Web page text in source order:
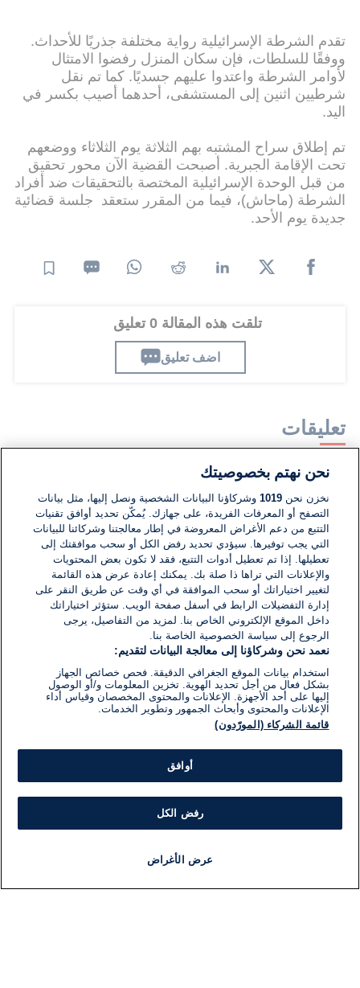
تقدم الشرطة الإسرائيلية رواية مختلفة جذريًا للأحداث.
ووفقًا للسلطات، فإن سكان المنزل رفضوا الامتثال
لأوامر الشرطة واعتدوا عليهم جسديًا. كما تم نقل
شرطيين اثنين إلى المستشفى، أحدهما أصيب بكسر في
اليد.
تم إطلاق سراح المشتبه بهم الثلاثة يوم الثلاثاء ووضعهم
تحت الإقامة الجبرية. أصبحت القضية الآن محور تحقيق
من قبل الوحدة الإسرائيلية المختصة بالتحقيقات ضد أفراد
الشرطة (ماحاش)، فيما من المقرر ستعقد جلسة قضائية
جديدة يوم الأحد.
تلقت هذه المقالة 0 تعليق
اضف تعليق
تعليقات
لا توجد تعليقات مكتوبة حتى الآن. كن الأول!
اكتب تعليقًا جديدًا ...
نحن نهتم بخصوصيتك
نخزن نحن1019 وشركاؤنا البيانات الشخصية ونصل إليها، مثل بيانات
التصفح أو المعرفات الفريدة، على جهازك. يُمكّن تحديد أوافق تقنيات
التتبع من دعم الأغراض المعروضة في إطار معالجتنا وشركائنا للبيانات
التي يجب توفيرها. سيؤدي تحديد رفض الكل أو سحب موافقتك إلى
تعطيلها. إذا تم تعطيل أدوات التتبع، فقد لا تكون بعض المحتويات
والإعلانات التي تراها ذا صلة بك. يمكنك إعادة عرض هذه القائمة
لتغيير اختياراتك أو سحب الموافقة في أي وقت عن طريق النقر على
إدارة التفضيلات الرابط في أسفل صفحة الويب. ستؤثر اختياراتك
داخل الموقع الإلكتروني الخاص بنا. لمزيد من التفاصيل، يرجى
الرجوع إلى سياسة الخصوصية الخاصة بنا.
نعمد نحن وشركاؤنا إلى معالجة البيانات لتقديم:
استخدام بيانات الموقع الجغرافي الدقيقة. فحص خصائص الجهاز
بشكل فعال من أجل تحديد الهوية. تخزين المعلومات و/أو الوصول
إليها على أحد الأجهزة. الإعلانات والمحتوى المخصصان وقياس أداء
الإعلانات والمحتوى وأبحاث الجمهور وتطوير الخدمات.
قائمة الشركاء (المورّدون)
أوافق
رفض الكل
عرض الأغراض